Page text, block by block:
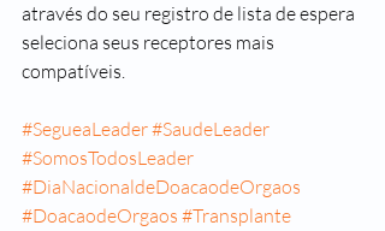
através do seu registro de lista de espera
seleciona seus receptores mais
compatíveis.
#SegueaLeader#SaudeLeader
#SomosTodosLeader
#DiaNacionaldeDoacaodeOrgaos
#DoacaodeOrgaos #Transplante